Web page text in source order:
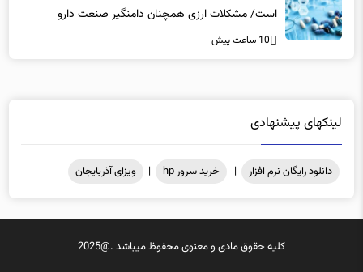
است/ مشکلات ارزی همچنان دامنگیر صنعت دارو
10 ساعت پیش
لینکهای پیشنهادی
دانلود رایگان نرم افزار | خرید سرور hp | ویزای آذربایجان
کلیه حقوق مادی و معنوی محفوظ میباشد .@2025